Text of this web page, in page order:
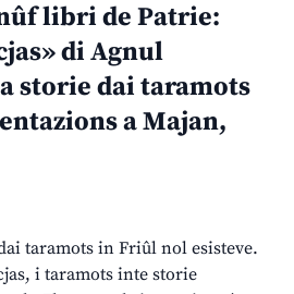
libri de Patrie:
di Agnul
storie dai taramots
a Majan,
taramots in Friûl nol esisteve.
i taramots inte storie